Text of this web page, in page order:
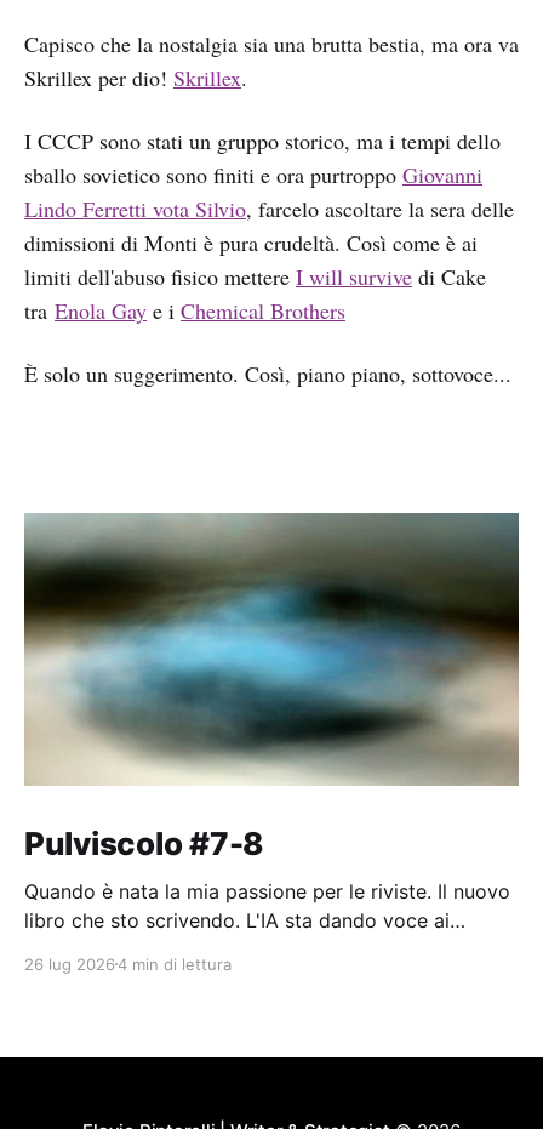
Capisco che la nostalgia sia una brutta bestia, ma ora va
Skrillex per dio! Skrillex.
I CCCP sono stati un gruppo storico, ma i tempi dello
sballo sovietico sono finiti e ora purtroppo Giovanni
Lindo Ferretti vota Silvio, farcelo ascoltare la sera delle
dimissioni di Monti è pura crudeltà. Così come è ai
limiti dell'abuso fisico mettere I will survive di Cake
tra Enola Gay e i Chemical Brothers
È solo un suggerimento. Così, piano piano, sottovoce...
Pulviscolo #7-8
Quando è nata la mia passione per le riviste. Il nuovo
libro che sto scrivendo. L'IA sta dando voce ai
26 lug 20264 min di lettura